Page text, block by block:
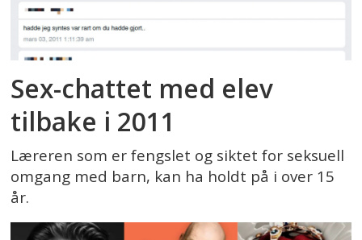
Sex-chattet med elev
tilbake i 2011
Læreren som er fengslet og siktet for seksuell
omgang med barn, kan ha holdt på i over 15
år.